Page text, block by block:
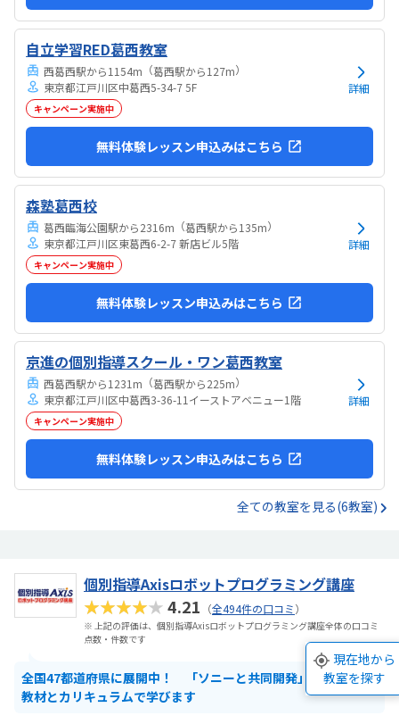
自立学習RED葛西教室
西葛西駅から1154m （葛西駅から127m）
東京都江戸川区中葛西5-34-7 5F
キャンペーン実施中
詳細
無料体験レッスン申込みはこちら
森塾葛西校
葛西臨海公園駅から2316m （葛西駅から135m）
東京都江戸川区東葛西6-2-7 新店ビル5階
キャンペーン実施中
詳細
無料体験レッスン申込みはこちら
京進の個別指導スクール・ワン葛西教室
西葛西駅から1231m （葛西駅から225m）
東京都江戸川区中葛西3-36-11イーストアベニュー1階
キャンペーン実施中
詳細
無料体験レッスン申込みはこちら
全ての教室を見る(6教室)
個別指導Axisロボットプログラミング講座
★★★★★4.21 （全494件の口コミ）
※ 上記の評価は、個別指導Axisロボットプログラミング講座全体の口コミ
点数・件数です
全国47都道府県に展開中！ 「ソニーと共同開発」した独自の
教材とカリキュラムで学びます
現在地から
教室を探す